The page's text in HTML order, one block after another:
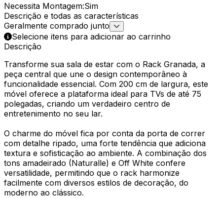
Necessita Montagem:Sim
Descrição e todas as características
Geralmente comprado junto
Selecione itens para adicionar ao carrinho
Descrição
Transforme sua sala de estar com o Rack Granada, a
peça central que une o design contemporâneo à
funcionalidade essencial. Com 200 cm de largura, este
móvel oferece a plataforma ideal para TVs de até 75
polegadas, criando um verdadeiro centro de
entretenimento no seu lar.
O charme do móvel fica por conta da porta de correr
com detalhe ripado, uma forte tendência que adiciona
textura e sofisticação ao ambiente. A combinação dos
tons amadeirado (Naturalle) e Off White confere
versatilidade, permitindo que o rack harmonize
facilmente com diversos estilos de decoração, do
moderno ao clássico.